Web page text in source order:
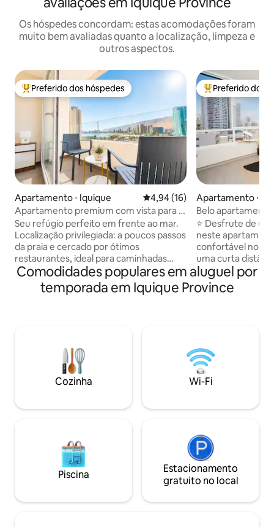
Os hóspedes concordam: estas acomodações foram
muito bem avaliadas quanto a localização, limpeza e
outros aspectos.
Entre os melhores preferidos dos hóspedes
Preferido dos hóspedes
Apartamento ⋅ Iquique 4,94 de uma avaliação média
4,94 (16)
Apartamento premium com vista para o
mar em Iquique
Seu refúgio perfeito em frente ao mar.
Localização privilegiada: a poucos passos
da praia e cercado por ótimos
restaurantes, ideal para caminhadas
tranquilas. Além disso, você pode
desfrutar de uma vista espetacular que
dá aquele toque especial a cada
cumpre o que promete (do tipo que faz
você dizer: “Só mais cinco minutinhos”) e
roupa de cama Cannon. Macio, limpo e
de alta qualidade. Conforto, verdadeiro
Entre os
Preferido dos
Apartamento ⋅
Belo
estacionamento
⭐ Desfrute de
neste
confortável no
uma curta
uma área
perto de
turísticas 🚗Inclui estacionamento
crianças ou
Piscina aquecida
o resto do ano
Comodidades populares em aluguel por
temporada em Iquique Province
Cozinha Wi-Fi
Piscina
Estacionamento
gratuito no local